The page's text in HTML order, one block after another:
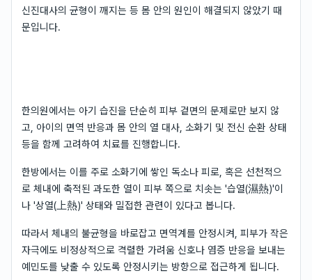
신진대사의 균형이 깨지는 등 몸 안의 원인이 해결되지 않았기 때
문입니다.
한의원에서는 아기 습진을 단순히 피부 겉면의 문제로만 보지 않
고, 아이의 면역 반응과 몸 안의 열 대사, 소화기 및 전신 순환 상태
등을 함께 고려하여 치료를 진행합니다.
한방에서는 이를 주로 소화기에 쌓인 독소나 피로, 혹은 선천적으
로 체내에 축적된 과도한 열이 피부 쪽으로 치솟는 '습열(濕熱)'이
나 '상열(上熱)' 상태와 밀접한 관련이 있다고 봅니다.
따라서 체내의 불균형을 바로잡고 면역계를 안정시켜, 피부가 작은
자극에도 비정상적으로 격렬한 가려움 신호나 염증 반응을 보내는
예민도를 낮출 수 있도록 안정시키는 방향으로 접근하게 됩니다.